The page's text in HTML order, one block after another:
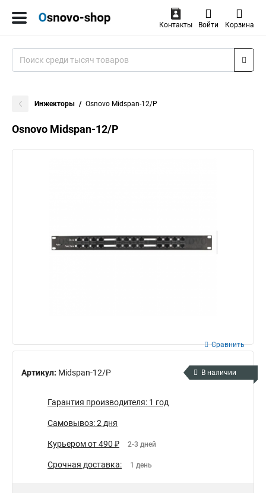
Контакты Войти Корзина
Инжекторы Osnovo Midspan-12/P
Osnovo Midspan-12/P
Артикул: Midspan-12/P
Сравнить
В наличии
Гарантия производителя: 1 год
Самовывоз: 2 дня
Курьером от 490 ₽ 2-3 дней
Срочная доставка: 1 день